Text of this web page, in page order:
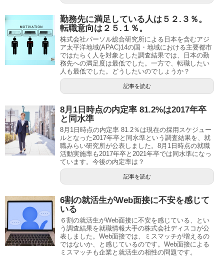
勤務先に満足している人は５２.３％。
転職意向は２５.１％。
株式会社パーソル総合研究所による日本を含むアジ
ア太平洋地域(APAC)14の国・地域における主要都市
ではたらく人を対象とした調査結果では、日本の勤
務先への満足度は最低でした。一方で、転職したい
人も最低でした。どうしたいのでしょうか？
記事を読む
8月1日時点の内定率 81.2%は2017年卒
と同水準
8月1日時点の内定率 81.2％は現在の採用スケジュー
ルとなった2017年卒と同水準という調査結果を、就
職みらい研究所が公表しました。8月1日時点の就職
活動実施率も2017年卒と2021年卒では同水準になっ
ています。今後の内定率は？
記事を読む
6割の就活生がWeb面接に不安を感じて
いる
６割の就活生がWeb面接に不安を感じている、とい
う調査結果を就職情報大手の株式会社ディスコが公
表しました。Web面接では、ミスマッチが増えるの
ではないか、と感じているのです。Web面接による
ミスマッチも企業と就活生の相性の問題です。